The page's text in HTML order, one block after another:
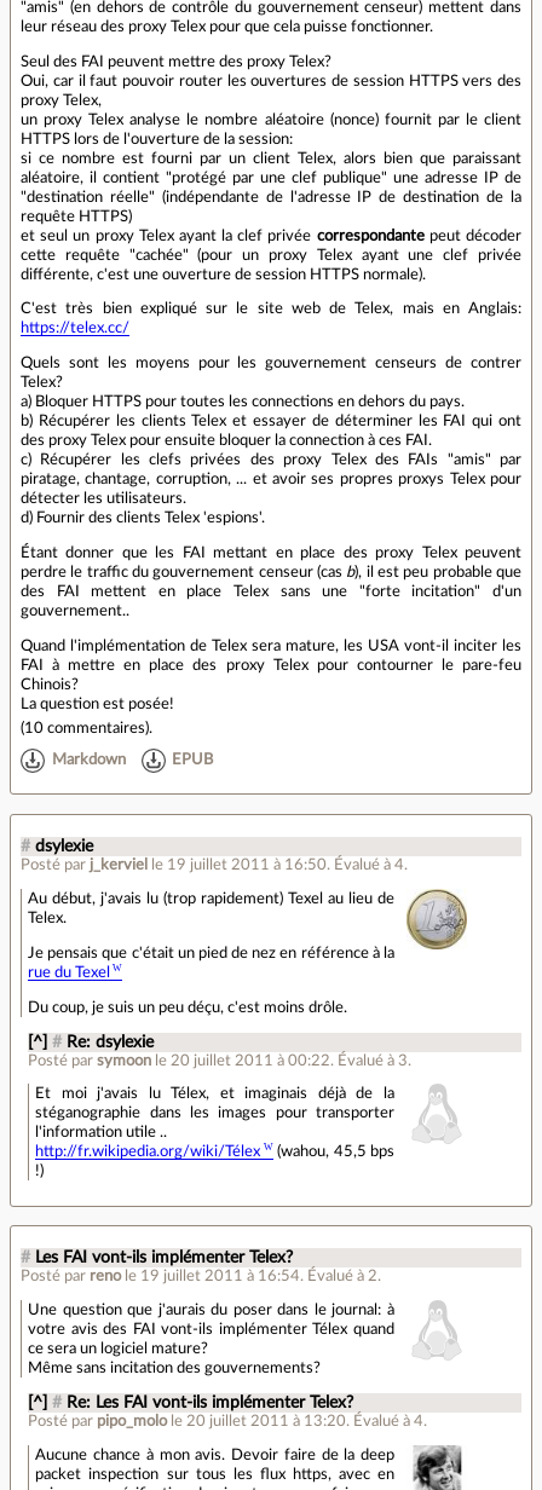
"amis" (en dehors de contrôle du gouvernement censeur) mettent dans
leur réseau des proxy Telex pour que cela puisse fonctionner.
Seul des FAI peuvent mettre des proxy Telex?
Oui, car il faut pouvoir router les ouvertures de session HTTPS vers des
proxy Telex,
un proxy Telex analyse le nombre aléatoire (nonce) fournit par le client
HTTPS lors de l'ouverture de la session:
si ce nombre est fourni par un client Telex, alors bien que paraissant
aléatoire, il contient "protégé par une clef publique" une adresse IP de
"destination réelle" (indépendante de l'adresse IP de destination de la
requête HTTPS)
et seul un proxy Telex ayant la clef privée correspondantepeut décoder
cette requête "cachée" (pour un proxy Telex ayant une clef privée
différente, c'est une ouverture de session HTTPS normale).
C'est très bien expliqué sur le site web de Telex, mais en Anglais:
https://telex.cc/
Quels sont les moyens pour les gouvernement censeurs de contrer
Telex?
a) Bloquer HTTPS pour toutes les connections en dehors du pays.
b) Récupérer les clients Telex et essayer de déterminer les FAI qui ont
des proxy Telex pour ensuite bloquer la connection à ces FAI.
c) Récupérer les clefs privées des proxy Telex des FAIs "amis" par
piratage, chantage, corruption, ... et avoir ses propres proxys Telex pour
détecter les utilisateurs.
d) Fournir des clients Telex 'espions'.
Étant donner que les FAI mettant en place des proxy Telex peuvent
perdre le traffic du gouvernement censeur (cas b), il est peu probable que
des FAI mettent en place Telex sans une "forte incitation" d'un
gouvernement..
Quand l'implémentation de Telex sera mature, les USA vont-il inciter les
FAI à mettre en place des proxy Telex pour contourner le pare-feu
Chinois?
La question est posée!
(10 commentaires).
Markdown EPUB
# dsylexie
Posté par j_kerviel le 19 juillet 2011 à 16:50. Évalué à 4.
Au début, j'avais lu (trop rapidement) Texel au lieu de
Telex.
Je pensais que c'était un pied de nez en référence à la
rue du Texel
Du coup, je suis un peu déçu, c'est moins drôle.
[^] # Re: dsylexie
Posté parsymoon le 20 juillet 2011 à 00:22. Évalué à 3.
Et moi j'avais lu Télex, et imaginais déjà de la
stéganographie dans les images pour transporter
l'information utile ..
http://fr.wikipedia.org/wiki/Télex
(wahou, 45,5 bps
!)
# Les FAI vont-ils implémenter Telex?
Posté par reno le 19 juillet 2011 à 16:54. Évalué à 2.
Une question que j'aurais du poser dans le journal: à
votre avis des FAI vont-ils implémenter Télex quand
ce sera un logiciel mature?
Même sans incitation des gouvernements?
[^] # Re: Les FAI vont-ils implémenter Telex?
Posté par pipo_molo le 20 juillet 2011 à 13:20. Évalué à4.
Aucune chance à mon avis. Devoir faire de la deep
packet inspection sur tous les flux https, avec en